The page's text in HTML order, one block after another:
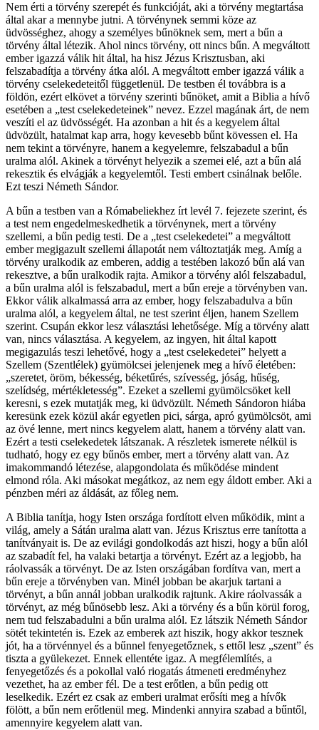
Nem érti a törvény szerepét és funkcióját, aki a törvény megtartása
által akar a mennybe jutni. A törvénynek semmi köze az
üdvösséghez, ahogy a személyes bűnöknek sem, mert a bűn a
törvény által létezik. Ahol nincs törvény, ott nincs bűn. A megváltott
ember igazzá válik hit által, ha hisz Jézus Krisztusban, aki
felszabadítja a törvény átka alól. A megváltott ember igazzá válik a
törvény cselekedeteitől függetlenül. De testben él továbbra is a
földön, ezért elkövet a törvény szerinti bűnöket, amit a Biblia a hívő
esetében a „test cselekedeteinek” nevez. Ezzel magának árt, de nem
veszíti el az üdvösségét. Ha azonban a hit és a kegyelem által
üdvözült, hatalmat kap arra, hogy kevesebb bűnt kövessen el. Ha
nem tekint a törvényre, hanem a kegyelemre, felszabadul a bűn
uralma alól. Akinek a törvényt helyezik a szemei elé, azt a bűn alá
rekesztik és elvágják a kegyelemtől. Testi embert csinálnak belőle.
Ezt teszi Németh Sándor.
A bűn a testben van a Rómabeliekhez írt levél 7. fejezete szerint, és
a test nem engedelmeskedhetik a törvénynek, mert a törvény
szellemi, a bűn pedig testi. De a „test cselekedetei” a megváltott
ember megigazult szellemi állapotát nem változtatják meg. Amíg a
törvény uralkodik az emberen, addig a testében lakozó bűn alá van
rekesztve, a bűn uralkodik rajta. Amikor a törvény alól felszabadul,
a bűn uralma alól is felszabadul, mert a bűn ereje a törvényben van.
Ekkor válik alkalmassá arra az ember, hogy felszabadulva a bűn
uralma alól, a kegyelem által, ne test szerint éljen, hanem Szellem
szerint. Csupán ekkor lesz választási lehetősége. Míg a törvény alatt
van, nincs választása. A kegyelem, az ingyen, hit által kapott
megigazulás teszi lehetővé, hogy a „test cselekedetei” helyett a
Szellem (Szentlélek) gyümölcsei jelenjenek meg a hívő életében:
„szeretet, öröm, békesség, béketűrés, szívesség, jóság, hűség,
szelídség, mértékletesség”. Ezeket a szellemi gyümölcsöket kell
keresni, s ezek mutatják meg, ki üdvözült. Németh Sándoron hiába
keresünk ezek közül akár egyetlen pici, sárga, apró gyümölcsöt, ami
az övé lenne, mert nincs kegyelem alatt, hanem a törvény alatt van.
Ezért a testi cselekedetek látszanak. A részletek ismerete nélkül is
tudható, hogy ez egy bűnös ember, mert a törvény alatt van. Az
imakommandó létezése, alapgondolata és működése mindent
elmond róla. Aki másokat megátkoz, az nem egy áldott ember. Aki a
pénzben méri az áldását, az főleg nem.
A Biblia tanítja, hogy Isten országa fordított elven működik, mint a
világ, amely a Sátán uralma alatt van. Jézus Krisztus erre tanította a
tanítványait is. De az evilági gondolkodás azt hiszi, hogy a bűn alól
az szabadít fel, ha valaki betartja a törvényt. Ezért az a legjobb, ha
ráolvassák a törvényt. De az Isten országában fordítva van, mert a
bűn ereje a törvényben van. Minél jobban be akarjuk tartani a
törvényt, a bűn annál jobban uralkodik rajtunk. Akire ráolvassák a
törvényt, az még bűnösebb lesz. Aki a törvény és a bűn körül forog,
nem tud felszabadulni a bűn uralma alól. Ez látszik Németh Sándor
sötét tekintetén is. Ezek az emberek azt hiszik, hogy akkor tesznek
jót, ha a törvénnyel és a bűnnel fenyegetőznek, s ettől lesz „szent” és
tiszta a gyülekezet. Ennek ellentéte igaz. A megfélemlítés, a
fenyegetőzés és a pokollal való riogatás átmeneti eredményhez
vezethet, ha az ember fél. De a test erőtlen, a bűn pedig ott
leselkedik. Ezért ez csak az emberi uralmat erősíti meg a hívők
fölött, a bűn nem erőtlenül meg. Mindenki annyira szabad a bűntől,
amennyire kegyelem alatt van.